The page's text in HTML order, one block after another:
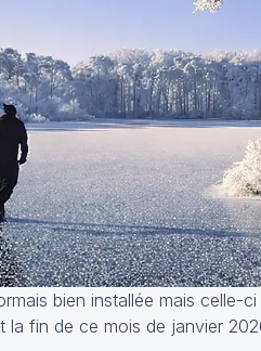
bien installée mais celle-
la fin de ce mois de janvier